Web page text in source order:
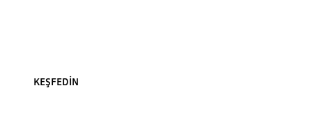
KEŞFEDIN